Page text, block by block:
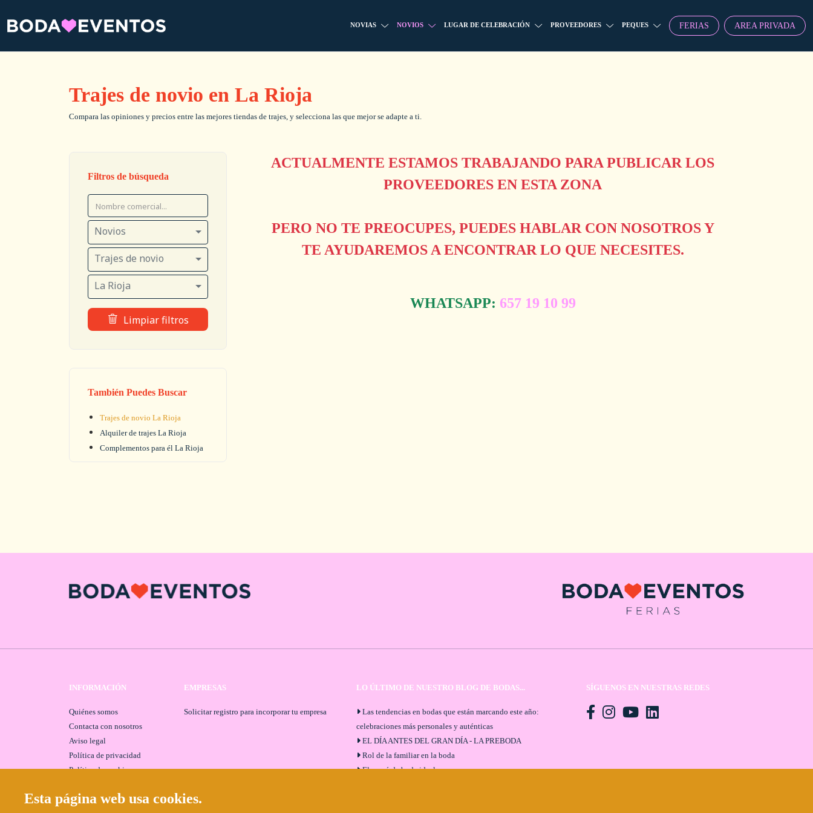
NOVIAS NOVIOS LUGAR DE CELEBRACIÓN PROVEEDORES PEQUES FERIAS AREA PRIVADA
Trajes de novio en La Rioja
Compara las opiniones y precios entre las mejores tiendas de trajes, y selecciona las que mejor se adapte a ti.
Filtros de búsqueda
Novios
Trajes de novio
La Rioja
Limpiar filtros
También Puedes Buscar
Trajes de novio La Rioja
Alquiler de trajes La Rioja
Complementos para él La Rioja
ACTUALMENTE ESTAMOS TRABAJANDO PARA PUBLICAR LOS
PROVEEDORES EN ESTA ZONA
PERO NO TE PREOCUPES, PUEDES HABLAR CON NOSOTROS Y
TE AYUDAREMOS A ENCONTRAR LO QUE NECESITES.
WHATSAPP: 657 19 10 99
INFORMACIÓN
Quiénes somos
Contacta con nosotros
Aviso legal
Política de privacidad
Política de cookies
EMPRESAS
Solicitar registro para incorporar tu empresa
LO ÚLTIMO DE NUESTRO BLOG DE BODAS...
Las tendencias en bodas que están marcando este año:
celebraciones más personales y auténticas
EL DÍA ANTES DEL GRAN DÍA - LA PREBODA
Rol de la familiar en la boda
El menú de boda ideal
SÍGUENOS EN NUESTRAS REDES
Esta página web usa cookies.